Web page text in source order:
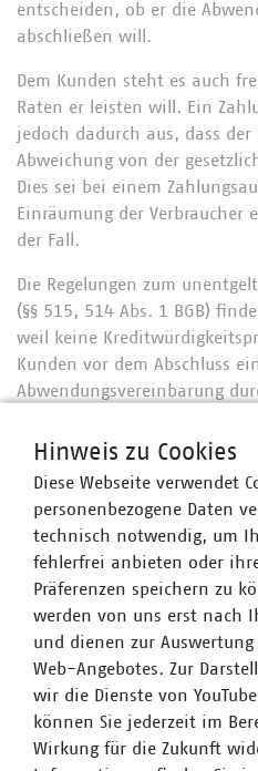
entscheiden, ob er die
abschließen will.
Dem Kunden steht es auch
Raten er leisten will. Ein
jedoch dadurch aus, dass
Abweichung von der
Dies sei bei einem
Einräumung der Verbraucher
der Fall.
Die Regelungen zum
(§§ 515, 514 Abs. 1 BGB)
weil keine
Kunden vor dem Abschluss
Abwendungsvereinbarung
Sinn und Zweck der §§ 19
Abwendungsvereinbarung
Die angegriffene Klausel ist
BGB unwirksam. § 19 Abs. 5
lediglich dazu, dem Kunden
nicht aber, die Fälligkeit der
Kunden als solche
Der Entscheidung des OLG
Würde man nämlich der
Hinweis zu Cookies
Diese Webseite verwendet
personenbezogene Daten
technisch notwendig, um
fehlerfrei anbieten oder
Präferenzen speichern zu
werden von uns erst nach
und dienen zur
Web-Angebotes. Zur
wir die Dienste von
können Sie jederzeit im
Wirkung für die Zukunft